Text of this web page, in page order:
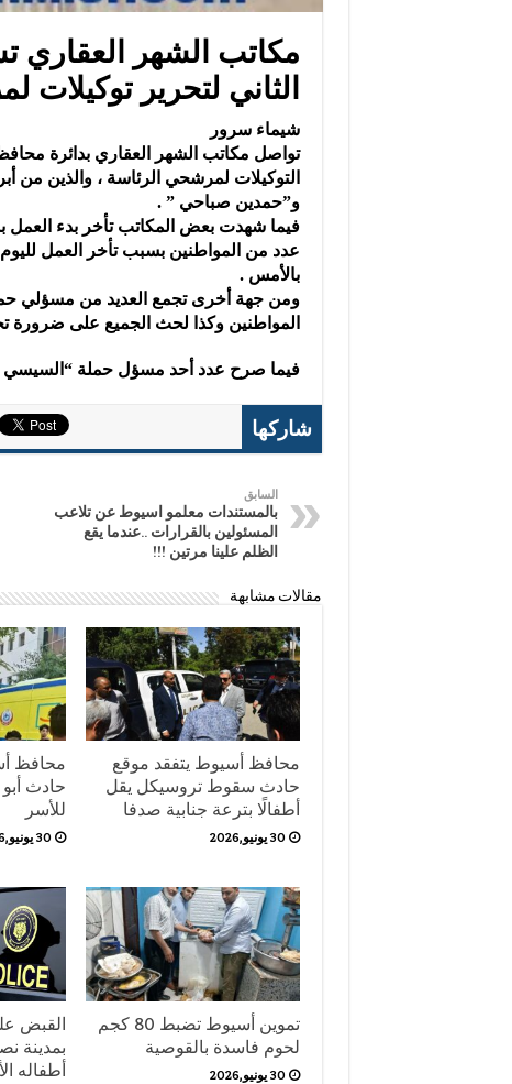
مكاتب الشهر العقاري
الثاني لتحرير
شيماء سرور
تواصل مكاتب الشهر العقاري بدائرة
التوكيلات لمرشحي الرئاسة ، والذين من
و”حمدين صباحي ” .
فيما شهدت بعض المكاتب تأخر بدء العمل
عدد من المواطنين بسبب تأخر العمل
بالأمس .
ومن جهة أخرى تجمع العديد من مسؤلي
المواطنين وكذا لحث الجميع على ضرورة
فيما صرح عدد أحد مسؤل حملة “السيسي ” بتحرير
شاركها
السابق
بالمستندات معلمو اسيوط عن تلاعب
المسئولين بالقرارات ..عندما يقع
الظلم علينا مرتين !!!
مقالات مشابهة
محافظ أسيوط يتفقد موقع
حادث سقوط تروسيكل يقل
أطفالًا بترعة جنابية صدفا
30 يونيو,2026
محافظ
حادث
للأسر
30 يونيو,2026
تموين أسيوط تضبط 80 كجم
لحوم فاسدة بالقوصية
30 يونيو,2026
القبض
بمدينة
أطفاله